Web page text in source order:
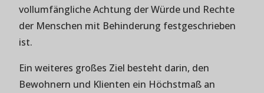
vollumfängliche Achtung der Würde und Rechte
der Menschen mit Behinderung festgeschrieben
ist.
Ein weiteres großes Ziel besteht darin, den
Bewohnern und Klienten ein Höchstmaß an